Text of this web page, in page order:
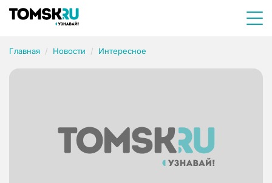
Главная Новости Интересное